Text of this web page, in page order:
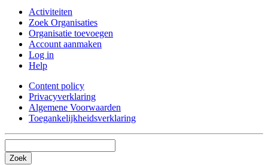
Activiteiten
Zoek Organisaties
Organisatie toevoegen
Account aanmaken
Log in
Help
Content policy
Privacyverklaring
Algemene Voorwaarden
Toegankelijkheidsverklaring
Zoek